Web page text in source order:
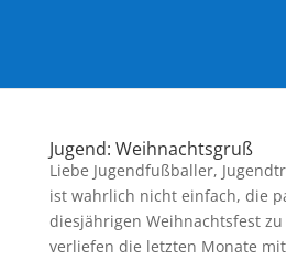
Jugend: Weihnachtsgruß
Liebe Jugendfußballer,
ist wahrlich nicht einfach, die
diesjährigen Weihnachtsfest
verliefen die letzten Monate